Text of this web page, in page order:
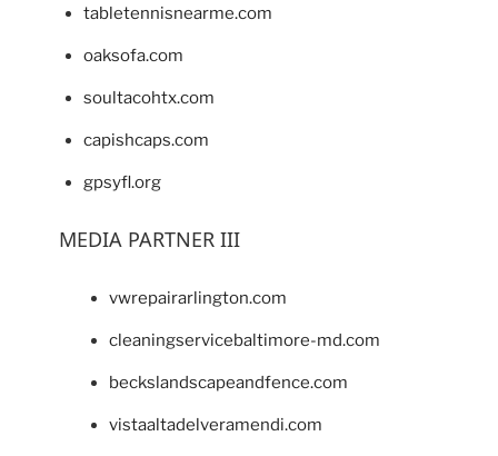
tabletennisnearme.com
oaksofa.com
soultacohtx.com
capishcaps.com
gpsyfl.org
MEDIA PARTNER III
vwrepairarlington.com
cleaningservicebaltimore-md.com
beckslandscapeandfence.com
vistaaltadelveramendi.com